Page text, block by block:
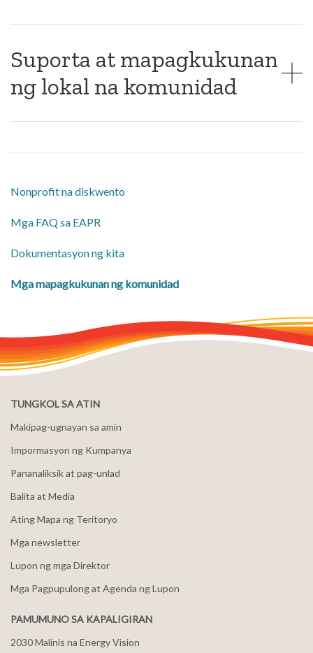
Suporta at mapagkukunan
ng lokal na komunidad
Nonprofit na diskwento
Mga FAQ sa EAPR
Dokumentasyon ng kita
Mga mapagkukunan ng komunidad
TUNGKOL SA ATIN
Makipag-ugnayan sa amin
Impormasyon ng Kumpanya
Pananaliksik at pag-unlad
Balita at Media
Ating Mapa ng Teritoryo
Mga newsletter
Lupon ng mga Direktor
Mga Pagpupulong at Agenda ng Lupon
PAMUMUNO SA KAPALIGIRAN
2030 Malinis na Energy Vision